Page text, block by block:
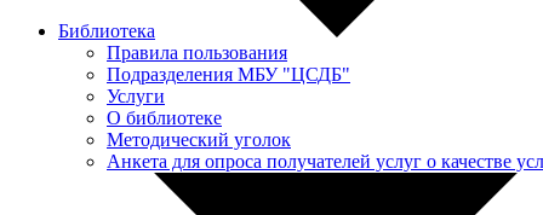
Библиотека
Правила пользования
Подразделения МБУ "ЦСДБ"
Услуги
О библиотеке
Методический уголок
Анкета для опроса получателей услуг о качестве